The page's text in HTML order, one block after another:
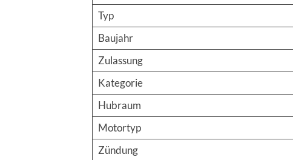
Typ
Baujahr
Zulassung
Kategorie
Hubraum
Motortyp
Zündung